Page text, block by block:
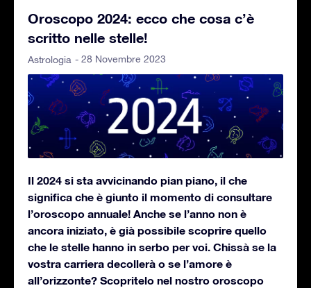
Oroscopo 2024: ecco che cosa c’è
scritto nelle stelle!
Astrologia - 28 Novembre 2023
Il 2024 si sta avvicinando pian piano, il che
significa che è giunto il momento di consultare
l’oroscopo annuale! Anche se l’anno non è
ancora iniziato, è già possibile scoprire quello
che le stelle hanno in serbo per voi. Chissà se la
vostra carriera decollerà o se l’amore è
all’orizzonte? Scopritelo nel nostro oroscopo